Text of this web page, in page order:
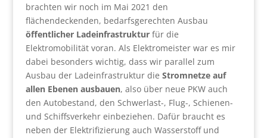
brachten wir noch im Mai 2021 den
flächendeckenden, bedarfsgerechten Ausbau
öffentlicher Ladeinfrastrukturfür die
Elektromobilität voran. Als Elektromeister war es mir
dabei besonders wichtig, dass wir parallel zum
Ausbau der Ladeinfrastruktur die Stromnetze auf
allen Ebenen ausbauen, also über neue PKW auch
den Autobestand, den Schwerlast-, Flug-, Schienen-
und Schiffsverkehr einbeziehen. Dafür braucht es
neben der Elektrifizierung auch Wasserstoff und